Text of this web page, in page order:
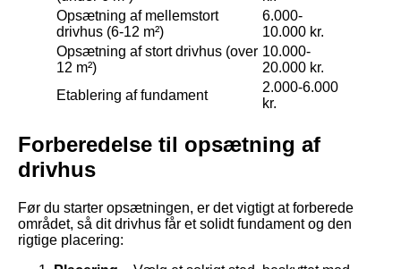
Opsætning af mellemstort
drivhus (6-12 m²)
6.000-
10.000 kr.
Opsætning af stort drivhus (over
12 m²)
10.000-
20.000 kr.
Etablering af fundament
2.000-6.000
kr.
Forberedelse til opsætning af
drivhus
Før du starter opsætningen, er det vigtigt at forberede
området, så dit drivhus får et solidt fundament og den
rigtige placering: